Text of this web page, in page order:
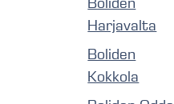
Harjavalta
Boliden
Kokkola